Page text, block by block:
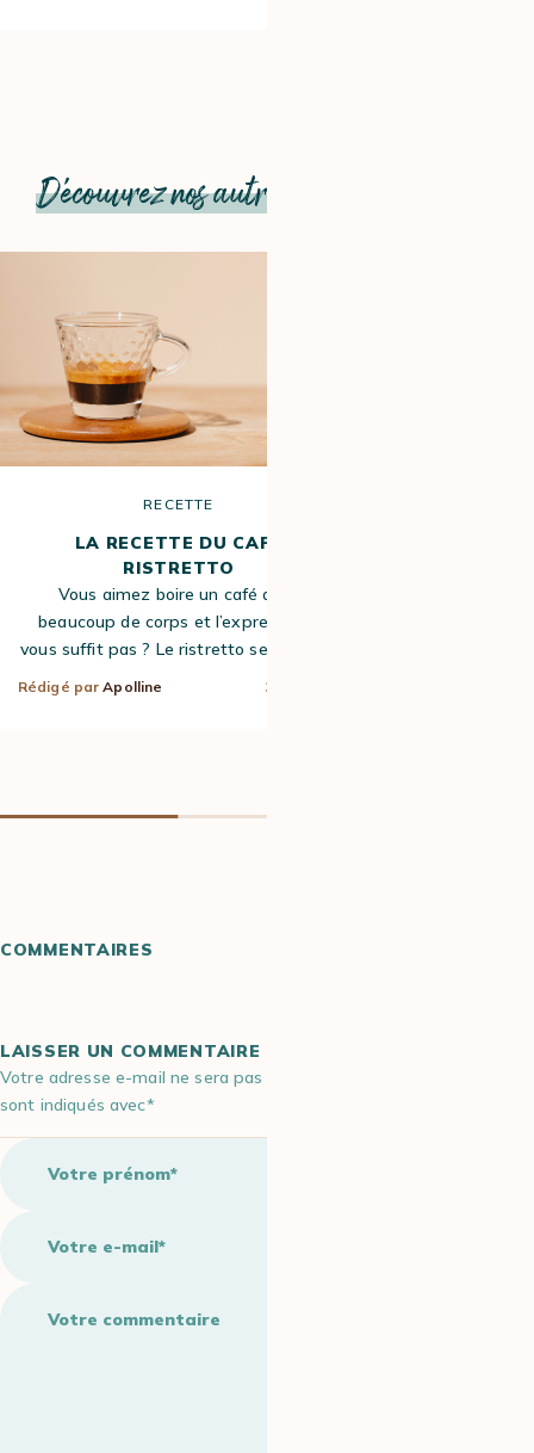
Découvrez nos autres recettes et articles
RECETTE
LA RECETTE DU CAFÉ
RISTRETTO
Vous aimez boire un café avec
beaucoup de corps et l’expresso ne
vous suffit pas ? Le ristretto sera donc…
Rédigé parApolline 3 Avr 2023
COMMENTAIRES
LAISSER UN COMMENTAIRE
Votre adresse e-mail ne sera pas publiée. Les champs obligatoires
sont indiqués avec*